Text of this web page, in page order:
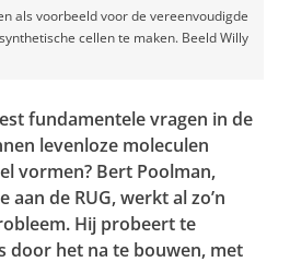
als voorbeeld voor de vereenvoudigde
cellen te maken. Beeld Willy
fundamentele vragen in de
levenloze moleculen
vormen? Bert Poolman,
de RUG, werkt al zo’n
Hij probeert te
door het na te bouwen, met